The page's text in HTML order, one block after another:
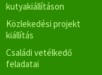
kutyakiállításon
Közlekedési projekt
kiállítás
Családi vetélkedő
feladatai